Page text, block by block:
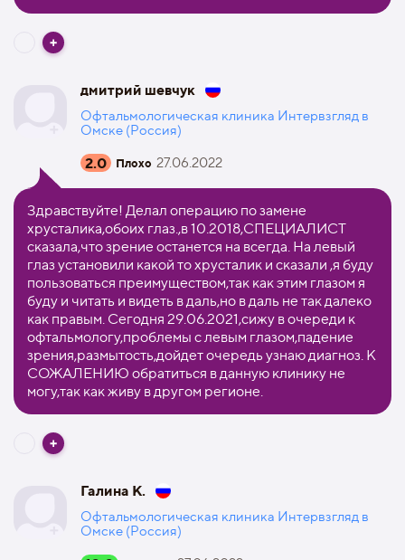
дмитрий шевчук
Офтальмологическая клиника Интервзгляд в
Омске (Россия)
2.0 Плохо 27.06.2022
Здравствуйте! Делал операцию по замене
хрусталика,обоих глаз.,в 10.2018,СПЕЦИАЛИСТ
сказала,что зрение останется на всегда. На левый
глаз установили какой то хрусталик и сказали ,я буду
пользоваться преимуществом,так как этим глазом я
буду и читать и видеть в даль,но в даль не так далеко
как правым. Сегодня 29.06.2021,сижу в очереди к
офтальмологу,проблемы с левым глазом,падение
зрения,размытость,дойдет очередь узнаю диагноз. К
СОЖАЛЕНИЮ обратиться в данную клинику не
могу,так как живу в другом регионе.
Галина К.
Офтальмологическая клиника Интервзгляд в
Омске (Россия)